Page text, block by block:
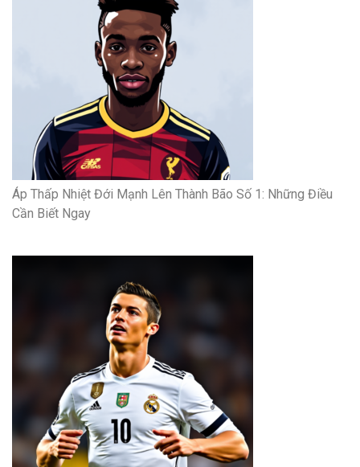
Áp Thấp Nhiệt Đới Mạnh Lên Thành Bão Số 1: Những Điều
Cần Biết Ngay